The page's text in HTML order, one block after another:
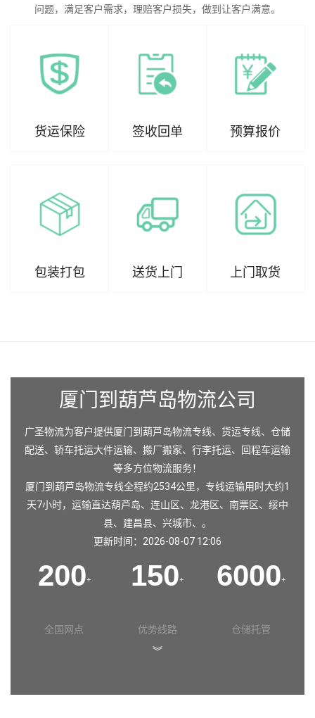
问题，满足客户需求，理赔客户损失，做到让客户满意。
货运保险 签收回单 预算报价
包装打包 送货上门 上门取货
厦门到葫芦岛物流公司
广圣物流为客户提供厦门到葫芦岛物流专线、货运专线、仓储
配送、轿车托运大件运输、搬厂搬家、行李托运、回程车运输
等多方位物流服务！
厦门到葫芦岛物流专线全程约2534公里，专线运输用时大约1
天7小时，运输直达葫芦岛、 连山区、 龙港区、 南票区、 绥中
县、 建昌县、 兴城市、。
更新时间：2026-08-07 12:06
200+
全国网点
150+
优势线路
6000+
仓储托管
︾